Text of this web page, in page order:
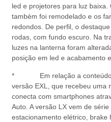
led e projetores para luz
também foi remodelado e os
redondos. De perfil, o
rodas, com fundo escuro. Na
luzes na lanterna foram
posição em led e acabamento
* Em relação a conteúdo,
versão EXL, que recebeu uma
conecta com smartphones
Auto. A versão LX vem de
estacionamento elétrico, brake